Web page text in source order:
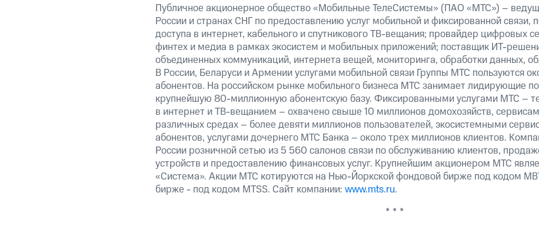
Публичное акционерное общество «Мобильные ТелеСистемы» (ПАО «МТС») –
России и странах СНГ по предоставлению услуг мобильной и фиксированной связи,
доступа в интернет, кабельного и спутникового ТВ-вещания; провайдер цифровых
финтех и медиа в рамках экосистем и мобильных приложений; поставщик ИТ-
объединенных коммуникаций, интернета вещей, мониторинга, обработки данных,
В России, Беларуси и Армении услугами мобильной связи Группы МТС пользуются
абонентов. На российском рынке мобильного бизнеса МТС занимает лидирующие
крупнейшую 80-миллионную абонентскую базу. Фиксированными услугами МТС –
в интернет и ТВ-вещанием – охвачено свыше 10 миллионов домохозяйств,
различных средах – более девяти миллионов пользователей, экосистемными
абонентов, услугами дочернего МТС Банка – около трех миллионов клиентов.
России розничной сетью из 5 560 салонов связи по обслуживанию клиентов,
устройств и предоставлению финансовых услуг. Крупнейшим акционером МТС
«Система». Акции МТС котируются на Нью-Йоркской фондовой бирже под кодом
бирже - под кодом MTSS. Сайт компании: www.mts.ru.
* * *